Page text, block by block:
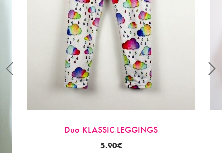
Duo KLASSIC LEGGINGS
5.90€